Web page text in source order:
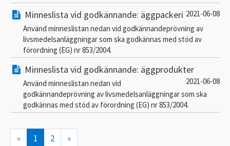
Minneslista vid godkännande: äggpackeri 2021-06-08
Använd minneslistan nedan vid godkännandeprövning av
livsmedelsanläggningar som ska godkännas med stöd av
förordning (EG) nr 853/2004.
Minneslista vid godkännande: äggprodukter
2021-06-08
Använd minneslistan nedan vid
godkännandeprövning av livsmedelsanläggningar som ska
godkännas med stöd av förordning (EG) nr 853/2004.
« 1 2 »